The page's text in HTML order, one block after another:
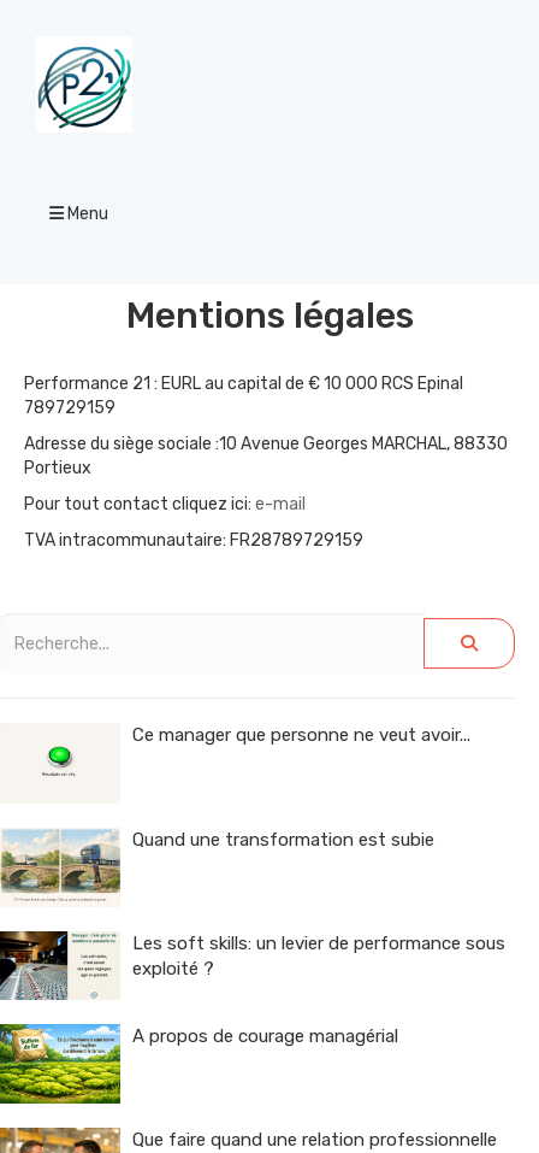
Menu
Mentions légales
Performance 21 : EURL au capital de € 10 000 RCS Epinal
789729159
Adresse du siège sociale :10 Avenue Georges MARCHAL, 88330
Portieux
Pour tout contact cliquez ici: e-mail
TVA intracommunautaire: FR28789729159
Ce manager que personne ne veut avoir...
Quand une transformation est subie
Les soft skills: un levier de performance sous
exploité ?
A propos de courage managérial
Que faire quand une relation professionnelle